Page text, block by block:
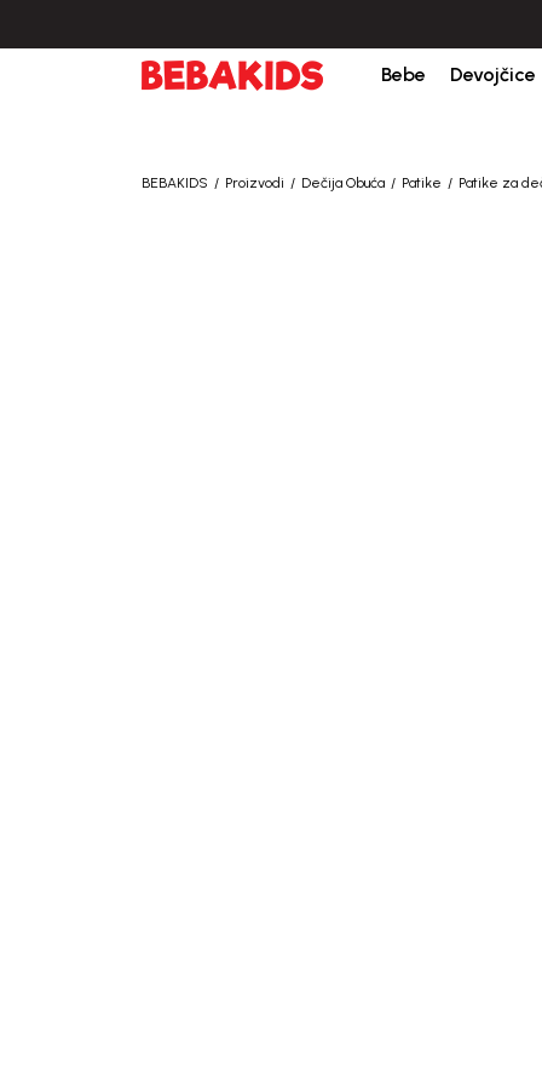
Bebe Devojčice
BEBAKIDS Proizvodi Dečija Obuća Patike Patike za